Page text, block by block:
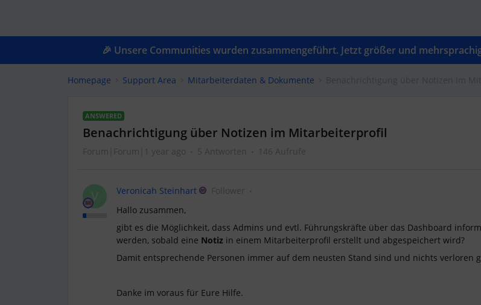
🎉 Unsere Communities wurden zusammengeführt. Jetzt größer und
Homepage Support Area Mitarbeiterdaten & Dokumente
ANSWERED
Benachrichtigung über Notizen im Mitarbeiterprofil
Forum|Forum|1 year ago 5 Antworten 146 Aufrufe
V Veronicah Steinhart
Follower
Hallo zusammen,
gibt es die Möglichkeit, dass Admins und evtl. Führungskräfte über das Dashboard
werden, sobald eine Notiz in einem Mitarbeiterprofil erstellt und abgespeichert wird?
Damit entsprechende Personen immer auf dem neusten Stand sind und nichts verloren
Danke im voraus für Eure Hilfe.